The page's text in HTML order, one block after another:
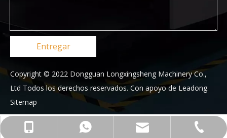
+86-13829162915
+8613829162915
lyla@lxjmec.com
+86-769-23176553
Entregar
Copyright © 2022 Dongguan Longxingsheng Machinery Co.,
Ltd Todos los derechos reservados. Con apoyo de Leadong.
Sitemap